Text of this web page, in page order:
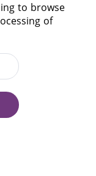
to browse
of